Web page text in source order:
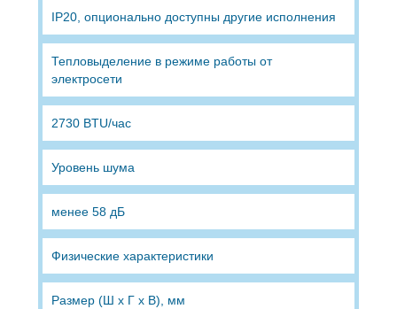
IP20, опционально доступны другие исполнения
Тепловыделение в режиме работы от
электросети
2730 BTU/час
Уровень шума
менее 58 дБ
Физические характеристики
Размер (Ш х Г х В), мм